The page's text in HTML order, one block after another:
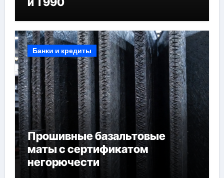
Банки и кредиты
Прошивные базальтовые
маты с сертификатом
негорючести